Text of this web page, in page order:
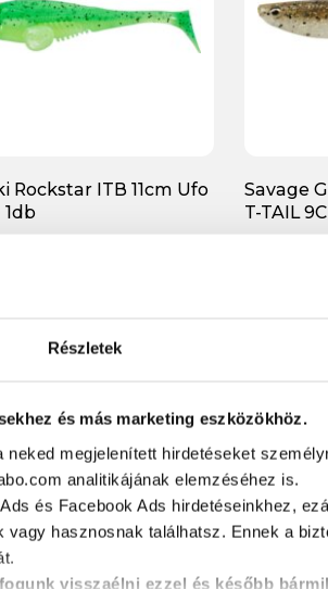
Részletek
és más marketing eszközökhöz.
megjelenített hirdetéseket
analitikájának elemzéséhez is.
és Facebook Ads hirdetéseinkhez,
hasznosnak találhatsz. Ennek a
visszaélni ezzel és később
Rockstar ITB 11cm Ufo
1db
Savage
T-TAIL